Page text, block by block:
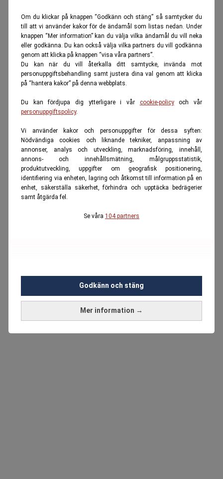
Om du klickar på knappen “Godkänn och stäng” så samtycker du
till att vi använder kakor för de ändamål som listas nedan. Under
knappen “Mer information” kan du välja vilka ändamål du vill neka
eller godkänna. Du kan också välja vilka partners du vill godkänna
genom att klicka på knappen “visa våra partners”.
Du kan när du vill återkalla ditt samtycke, invända mot
personuppgiftsbehandling samt justera dina val genom att klicka
på “hantera kakor” på denna webbplats.
Du kan fördjupa dig ytterligare i vår cookie-policyoch vår
personuppgiftspolicy.
Vi använder kakor och personuppgifter för dessa syften:
Nödvändiga cookies och liknande tekniker, anpassning av
annonser, analys och utveckling, marknadsföring, innehåll,
annons- och innehållsmätning, målgruppsstatistik,
produktutveckling, uppgifter om geografisk positionering,
identifiering via enheten, lagring och åtkomst till information på en
enhet, säkerställa säkerhet, förhindra och upptäcka bedrägerier
samt åtgärda fel.
Se våra 104 partners
Mer information →
Godkänn och stäng